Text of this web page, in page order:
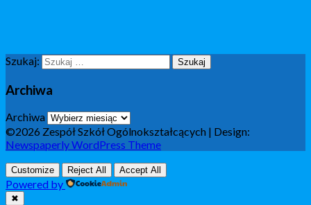
Szukaj:
Archiwa
Archiwa
©2026 Zespół Szkół Ogólnokształcących | Design:
Newspaperly WordPress Theme
Customize Reject All Accept All
Powered by
✖